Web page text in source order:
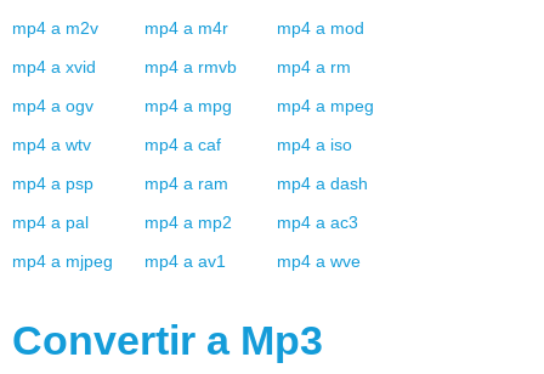
mp4 a m2v mp4 a m4r mp4 a mod
mp4 a xvid mp4 a rmvb mp4 a rm
mp4 a ogv mp4 a mpg mp4 a mpeg
mp4 a wtv mp4 a caf mp4 a iso
mp4 a psp mp4 a ram mp4 a dash
mp4 a pal mp4 a mp2 mp4 a ac3
mp4 a mjpeg mp4 a av1 mp4 a wve
Convertir a Mp3